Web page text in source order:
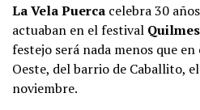
La Vela Puerca celebra 30
actuaban en el festival
festejo será nada menos que
Oeste, del barrio de Caballito,
noviembre.